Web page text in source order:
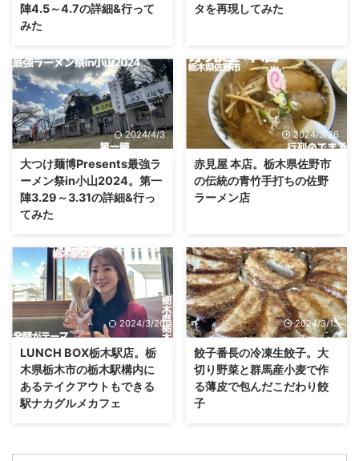
陣4.5～4.7の詳細&行って
みた
タを再現してみた
2024/4/3
大つけ麺博Presents最強ラ
ーメン祭in小山2024。第一
陣3.29～3.31の詳細&行っ
てみた
2024/3/26
赤見屋 本店。栃木県佐野市
の伝統の青竹手打ちの佐野
ラーメン店
2024/3/20
LUNCH BOX栃木駅店。栃
木県栃木市の栃木駅構内に
あるテイクアウトもできる
駅ナカグルメカフェ
2024/3/13
餃子番長の冷凍生餃子。大
切り野菜と群馬産小麦で作
る薄皮で包んだこだわり餃
子